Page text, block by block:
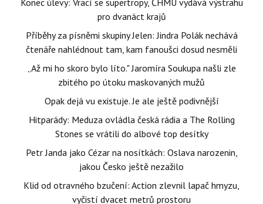
pro dvanáct krajů
Příběhy za písněmi skupiny Jelen: Jindra Polák nechává
čtenáře nahlédnout tam, kam fanoušci dosud nesměli
„Až mi ho skoro bylo líto." Jaromíra Soukupa našli zle
zbitého po útoku maskovaných mužů
Opak dejá vu existuje. Je ale ještě podivnější
Hitparády: Meduza ovládla česká rádia a The Rolling
Stones se vrátili do albové top desítky
Petr Janda jako Cézar na nosítkách: Oslava narozenin,
jakou Česko ještě nezažilo
Klid od otravného bzučení: Action zlevnil lapač hmyzu,
vyčistí dvacet metrů prostoru